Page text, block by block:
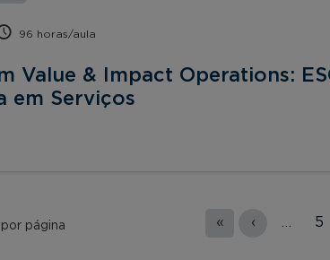
96 horas/aula
Value & Impact Operations:
em Serviços
página « ‹ … 5